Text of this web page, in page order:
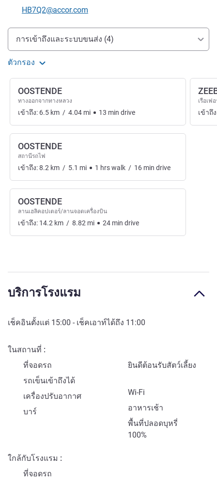
อีเมลติดต่อ
HB7Q2@accor.com
การเข้าถึงและการเดินทาง
การเข้าถึงและระบบขนส่ง (4)
ตัวกรอง
OOSTENDE
ทางออกจากทางหลวง
เข้าถึง: 6.5 km / 4.04 mi 13 min drive
OOSTENDE
สถานีรถไฟ
เข้าถึง:8.2 km / 5.1 mi 1 hrswalk / 16 min drive
OOSTENDE
ลานเฮลิคอปเตอร์/ลานจอดเครื่องบิน
เข้าถึง: 14.2 km / 8.82 mi 24 min drive
เรือเฟ
เข้าถึ
บริการโรงแรม
เช็คอินตั้งแต่ 15:00 - เช็คเอาท์ได้ถึง 11:00
ในสถานที่
ที่จอดรถ
ยินดีต้อนรับสัตว์เลี้ยง
รถเข็นเข้าถึงได้
Wi-Fi
เครื่องปรับอากาศ
อาหารเช้า
บาร์
พื้นที่ปลอดบุหรี่
100%
ใกล้กับโรงแรม
ที่จอดรถ